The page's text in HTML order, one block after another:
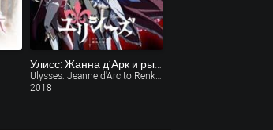
Улисс: Жанна д’Арк и рыцарь-алхимик / Ulysses: Jeanne d'Arc to Renkin no Kishi (2018)
Ulysses: Jeanne d'Arc to Renkin no Kishi
2018